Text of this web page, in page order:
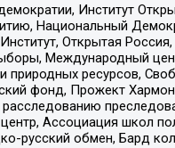
Институт
Национальный
Открытая
Международный
ресурсов,
фонд, Прожект
Ассоциация школ
русский обмен, Бард